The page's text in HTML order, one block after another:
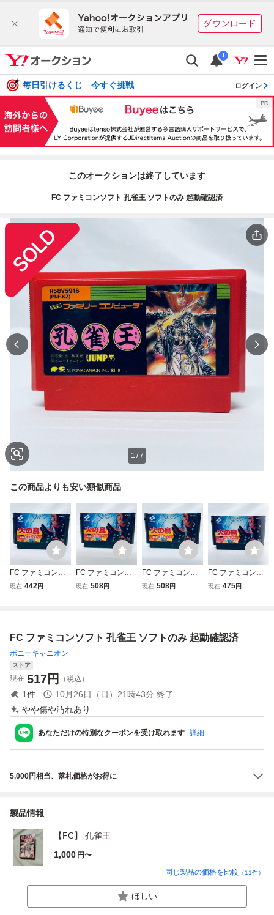
i
毎日引けるくじ 今すぐ挑戦 ログイン
このオークションは終了しています
FC ファミコンソフト 孔雀王 ソフトのみ 起動確認済
1 /7
この商品よりも安い類似商品
FC ファミコンソ
フト 火の鳥 鳳凰
現在 442円
FC ファミコンソ
フト 火の鳥 鳳凰
現在 508円
FC ファミコンソ
フト 火の鳥 鳳凰
現在 508円
FC ファミコンソ
フト 火の鳥 鳳凰
現在 475円
FC ファミコンソフト 孔雀王 ソフトのみ 起動確認済
ポニーキャニオン
ストア
現在 517円 （税込）
1件 10月26日（日）21時43分 終了
やや傷や汚れあり
あなただけの特別なクーポンを受け取れます 詳細
5,000円相当、落札価格がお得に
製品情報
【FC】 孔雀王
1,000 円〜
同じ製品の価格を比較 （11件）
ほしい